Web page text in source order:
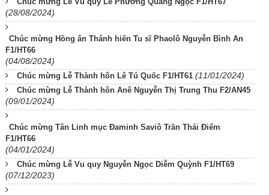
(28/08/2024)
Chúc mừng Hồng ân Thánh hiến Tu sĩ Phaolô Nguyễn Bình An
F1/HT66
(04/08/2024)
Chúc mừng Lễ Thành hôn Lê Tú Quốc F1/HT61 (11/01/2024)
Chúc mừng Lễ Thành hôn Anê Nguyễn Thị Trung Thu F2/AN45
(09/01/2024)
Chúc mừng Tân Linh mục Đaminh Saviô Trần Thái Điểm
F1/HT66
(04/01/2024)
Chúc mừng Lễ Vu quy Nguyễn Ngọc Diễm Quỳnh F1/HT69
(07/12/2023)